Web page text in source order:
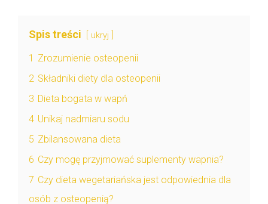
Spis treści ukryj
1 Zrozumienie osteopenii
2 Składniki diety dla osteopenii
3 Dieta bogata w wapń
4 Unikaj nadmiaru sodu
5 Zbilansowana dieta
6 Czy mogę przyjmować suplementy wapnia?
7 Czy dieta wegetariańska jest odpowiednia dla
osób z osteopenią?